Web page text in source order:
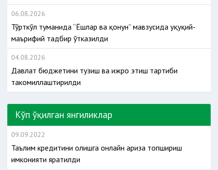
06.08.2026
Тўрткўл туманида “Ёшлар ва қонун” мавзусида ҳуқуқий-
маърифий тадбир ўтказилди
04.08.2026
Давлат бюджетини тузиш ва ижро этиш тартиби
такомиллаштирилди
Кўп ўқилган янгиликлар
09.09.2022
Таълим кредитини олишга онлайн ариза топшириш
имконияти яратилди